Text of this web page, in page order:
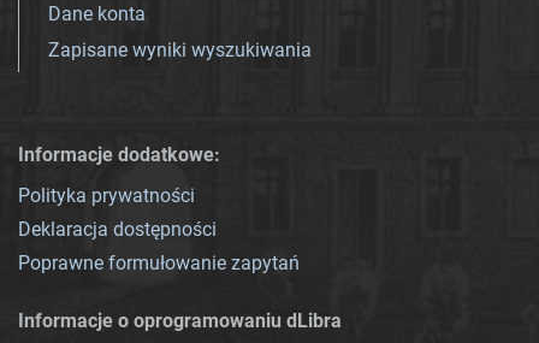
Dane konta
Zapisane wyniki wyszukiwania
Informacje dodatkowe:
Polityka prywatności
Deklaracja dostępności
Poprawne formułowanie zapytań
Informacje o oprogramowaniu dLibra